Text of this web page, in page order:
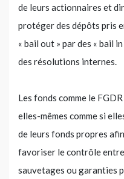
de leurs actionnaires et
protéger des dépôts pris
« bail out » par des « bail
des résolutions internes.
Les fonds comme le
elles-mêmes comme si
de leurs fonds propres
favoriser le contrôle
sauvetages ou garanties